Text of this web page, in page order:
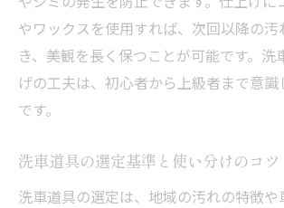
やワックスを使用すれば、次回以降の汚
き、美観を長く保つことが可能です。洗
げの工夫は、初心者から上級者まで意識
です。
洗車道具の選定基準と使い分けのコツ
洗車道具の選定は、地域の汚れの特徴や